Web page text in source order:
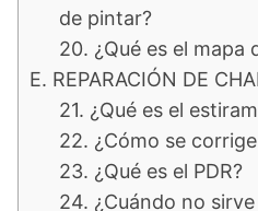
de pintar?
20. ¿Qué es el mapa
E. REPARACIÓN DE
21. ¿Qué es el
22. ¿Cómo se
23. ¿Qué es el PDR?
24. ¿Cuándo no sirve